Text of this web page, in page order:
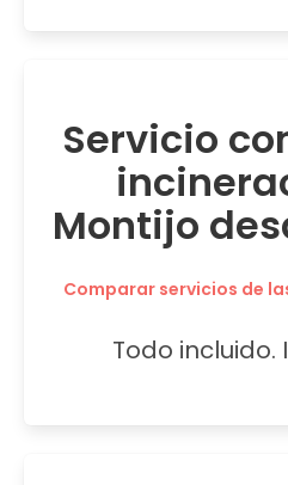
Servicio
Montijo
Comparar servicios de
Todo incluido.